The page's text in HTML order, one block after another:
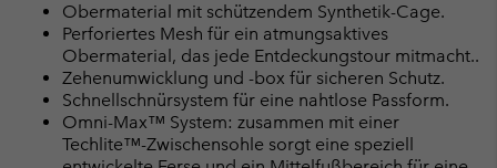
Obermaterial mit schützendem Synthetik-Cage.
Perforiertes Mesh für ein atmungsaktives
Obermaterial, das jede Entdeckungstour mitmacht..
Zehenumwicklung und -box für sicheren Schutz.
Schnellschnürsystem für eine nahtlose Passform.
Omni-Max™ System: zusammen mit einer
Techlite™-Zwischensohle sorgt eine speziell